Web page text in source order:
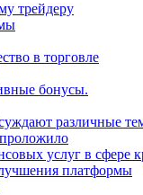
трейдеру
в торговле
бонусы.
различные
услуг в сфере
платформы